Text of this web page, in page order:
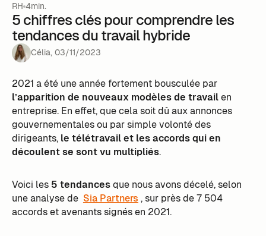
RH 4min.
5 chiffres clés pour comprendre les
tendances du travail hybride
Célia, 03/11/2023
2021 a été une année fortement bousculée par
l’apparition de nouveaux modèles de travailen
entreprise. En effet, que cela soit dû aux annonces
gouvernementales ou par simple volonté des
dirigeants, le télétravail et les accords qui en
découlent se sont vu multipliés.
Voici les5 tendancesque nous avons décelé, selon
une analyse de Sia Partners , sur près de 7 504
accords et avenants signés en 2021.